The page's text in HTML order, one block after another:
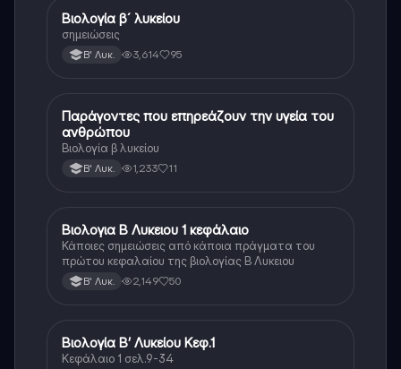
Βιολογία
Βιολογία β´ λυκείου
σημειώσεις
Β' Λυκ. 3,614 95
Βιολογία
Παράγοντες που επηρεάζουν την υγεία του
ανθρώπου
Βιολογία β λυκείου
Β' Λυκ. 1,233 11
Βιολογία
Βιολογια Β Λυκειου 1 κεφάλαιο
Κάποιες σημειώσεις από κάποια πράγματα του
πρώτου κεφαλαίου της βιολογίας Β Λυκειου
Β' Λυκ. 2,149 50
Βιολογία
Βιολογία Β’ Λυκείου Κεφ.1
Κεφάλαιο 1 σελ.9-34